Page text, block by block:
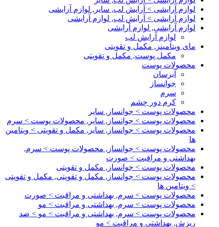
لوازم آرایشی > آرایش لب, سایر, لوازم آرایشی
لوازم آرایشی > آرایش لب, لوازم آرایشی
لوازم آرایشی, لوازم آرایشی
لوازم آرایش لب
مای ویتامینز, مکمل و تقویتی
مکمل پوست, مکمل و تقویتی
محصولات پوست
آبرسان
جوانساز
سرم
کرم دور چشم
محصولات پوست > جوانساز, سایر
محصولات پوست > جوانساز, سایر, محصولات پوست > سرم
محصولات پوست > جوانساز, سایر, مکمل و تقویتی > ویتامین
ها
محصولات پوست > جوانساز, محصولات پوست > سرم,
بهداشتی و مراقبت > صورت
محصولات پوست > جوانساز, مکمل و تقویتی
محصولات پوست > جوانساز, مکمل و تقویتی, مکمل و تقویتی
> ویتامین ها
محصولات پوست > سرم, بهداشتی و مراقبت > صورت
محصولات پوست > سرم, بهداشتی و مراقبت > مو
محصولات پوست > سرم, بهداشتی و مراقبت > مو > ضد
ریزش, بهداشتی و مراقبت > مو